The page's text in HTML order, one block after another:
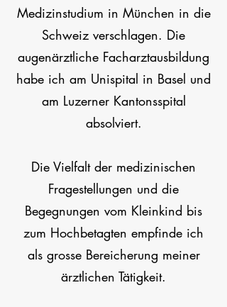
Medizinstudium in München in die
Schweiz verschlagen. Die
augenärztliche Facharztausbildung
habe ich am Unispital in Basel und
am Luzerner Kantonsspital
absolviert.
Die Vielfalt der medizinischen
Fragestellungen und die
Begegnungen vom Kleinkind bis
zum Hochbetagten empfinde ich
als grosse Bereicherung meiner
ärztlichen Tätigkeit.